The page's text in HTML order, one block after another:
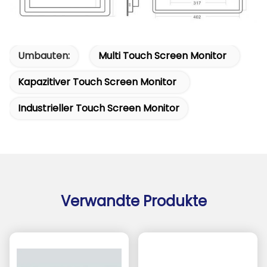
Umbauten:
Multi Touch Screen Monitor
Kapazitiver Touch Screen Monitor
Industrieller Touch Screen Monitor
Verwandte Produkte